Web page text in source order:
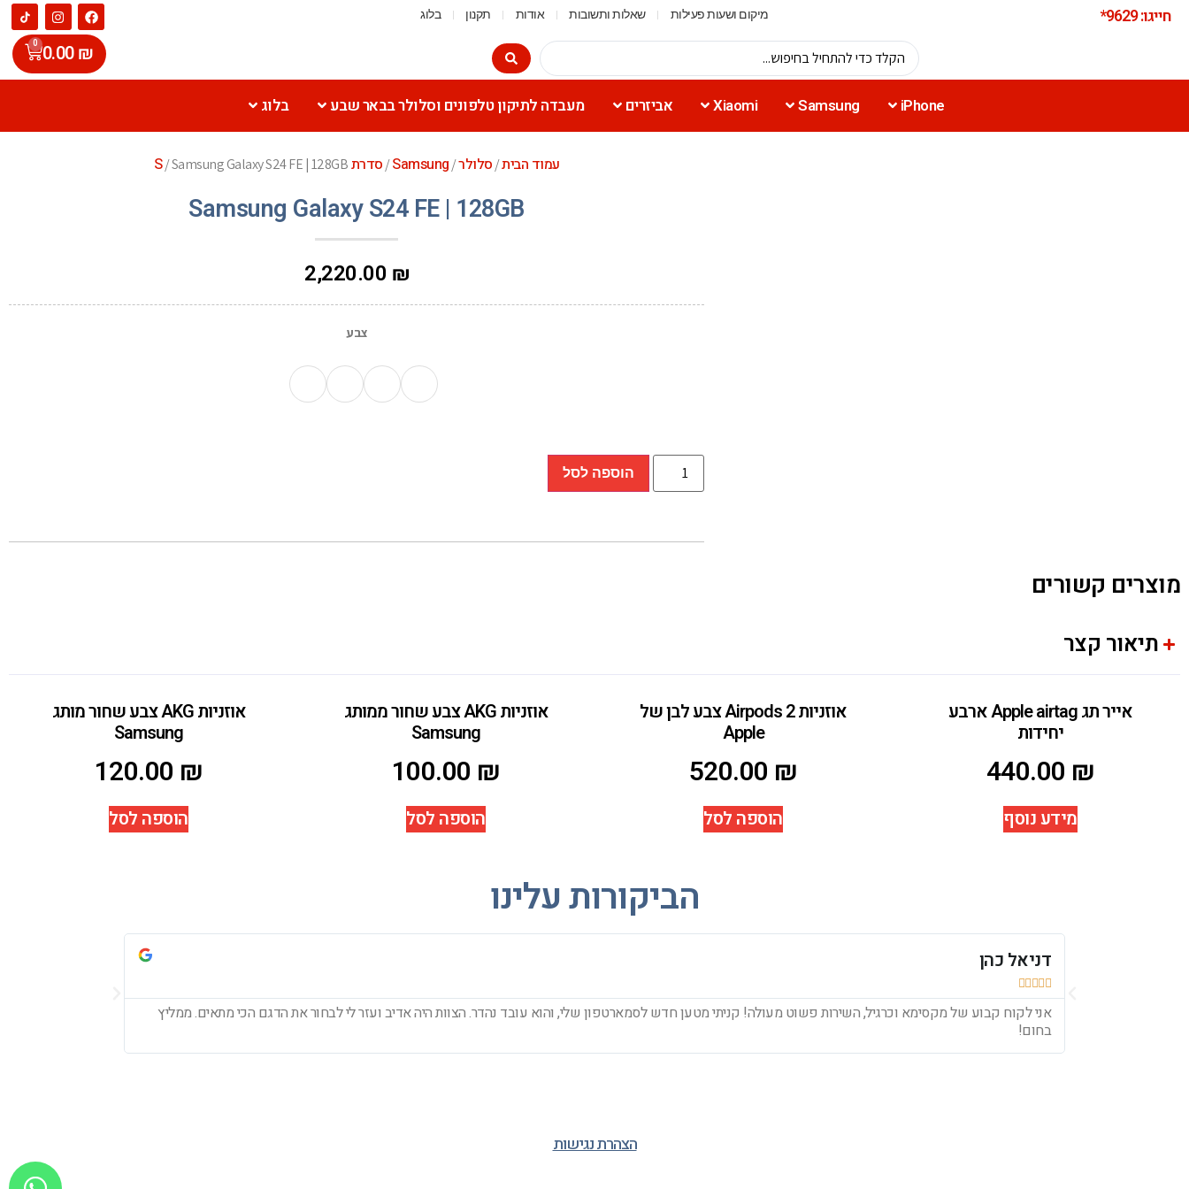
חייגו: 9629* מיקום ושעות פעילות שאלות ותשובות אודות תקנון בלוג
0.00₪
0
iPhone
Samsung
Xiaomi אביזרים מעבדה לתיקון טלפונים וסלולר בבאר שבע בלוג
עמוד הבית/סלולר/
Samsung
/סדרת S/ Samsung Galaxy S24 FE | 128GB
Samsung Galaxy S24 FE | 128GB
2,220.00 ₪
צבע
הוספה לסל
מוצרים קשורים
תיאור קצר
אייר תג Apple airtag ארבע
יחידות
440.00 ₪
מידע נוסף
אוזניות Airpods 2 צבע לבן של
Apple
520.00 ₪
הוספה לסל
אוזניות AKG צבע שחור ממותג
Samsung
100.00 ₪
הוספה לסל
אוזניות AKG צבע שחור מותג
Samsung
120.00 ₪
הוספה לסל
הביקורות עלינו
דניאל כהן





אני לקוח קבוע של מקסימא וכרגיל, השירות פשוט מעולה! קניתי מטען חדש לסמארטפון שלי, והוא עובד נהדר. הצוות היה אדיב ועזר לי לבחור את הדגם הכי מתאים. ממליץ
בחום!
הצהרת נגישות